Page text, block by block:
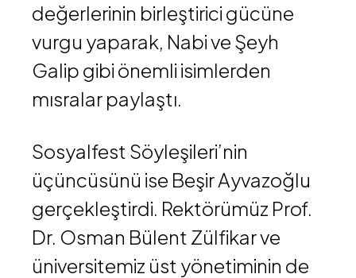
değerlerinin birleştirici gücüne
vurgu yaparak, Nabi ve Şeyh
Galip gibi önemli isimlerden
mısralar paylaştı.
Sosyalfest Söyleşileri’nin
üçüncüsünü ise Beşir Ayvazoğlu
gerçekleştirdi. Rektörümüz Prof.
Dr. Osman Bülent Zülfikarve
üniversitemiz üst yönetiminin de